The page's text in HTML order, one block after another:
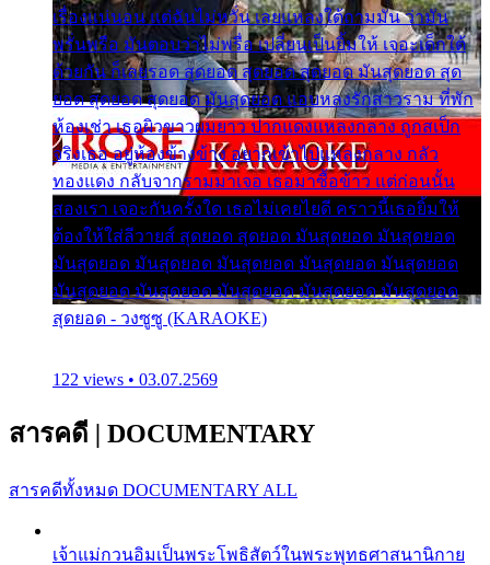
เรื่องแน่นอน แต่ฉันไม่หวั่น เลยแหลงใต้ถามมัน ว่ามัน
พรั่นพรือ มันตอบว่าไม่พรื่อ เปลี่ยนเป็นยิ้มให้ เจอะเด็กใต้
ด้วยกัน ก็เลยรอด สุดยอด สุดยอด สุดยอด มันสุดยอด สุด
ยอด สุดยอด สุดยอด มันสุดยอด แอบหลงรักสาวราม ที่พัก
ห้องเช่า เธอผิวขาวผมยาว ปากแดงแหลงกลาง ถูกสเป็ก
จริงเธอ อยู่ห้องข้างข้าง อยากเข้าไปแหลงกลาง กลัว
ทองแดง กลับจากรามมาเจอ เธอมาซื้อข้าว แต่ก่อนนั้น
สองเรา เจอะกันครั้งใด เธอไม่เคยไยดี คราวนี้เธอยิ้มให้
ต้องให้ใส่ลีวายส์ สุดยอด สุดยอด มันสุดยอด มันสุดยอด
มันสุดยอด มันสุดยอด มันสุดยอด มันสุดยอด มันสุดยอด
มันสุดยอด มันสุดยอด มันสุดยอด มันสุดยอด มันสุดยอด
สุดยอด - วงซูซู (KARAOKE)
122 views • 03.07.2569
สารคดี | DOCUMENTARY
สารคดีทั้งหมด DOCUMENTARY ALL
เจ้าแม่กวนอิมเป็นพระโพธิสัตว์ในพระพุทธศาสนานิกาย